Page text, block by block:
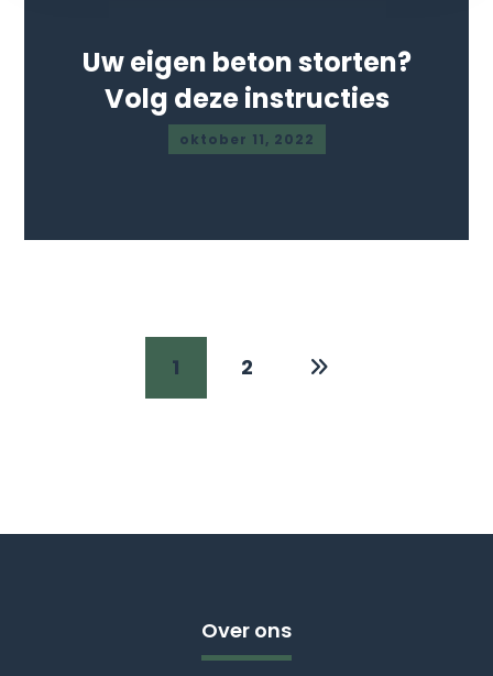
Uw eigen beton storten?
Volg deze instructies
oktober 11, 2022
1 2
Over ons